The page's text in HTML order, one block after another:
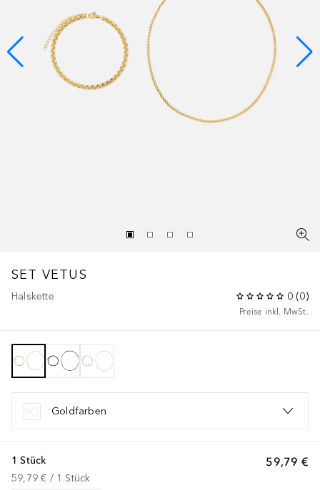
SET VETUS
Halskette 0 (0)
Preise inkl. MwSt.
Goldfarben
59,79 €
1 Stück
59,79 € / 1 Stück